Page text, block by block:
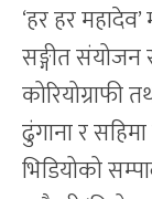
‘हर हर
सङ्गीत संयोजन
कोरियोग्राफी
ढुंगाना र
भिडियोको